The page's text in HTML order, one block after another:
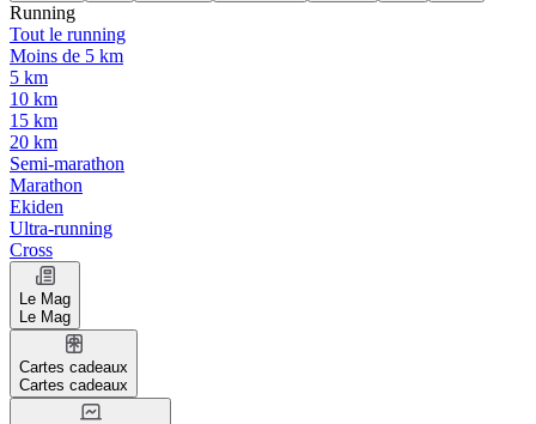
Running
Tout le running
Moins de 5 km
5 km
10 km
15 km
20 km
Semi-marathon
Marathon
Ekiden
Ultra-running
Cross
Le Mag
Le Mag
Cartes cadeaux
Cartes cadeaux